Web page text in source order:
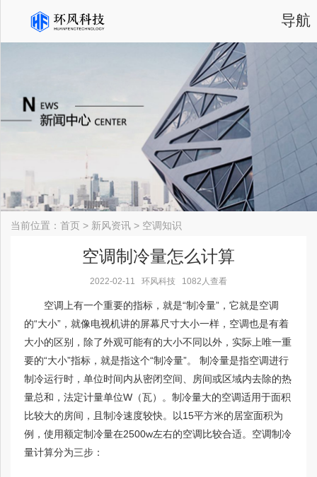
导航
当前位置： 首页> 新风资讯> 空调知识
空调制冷量怎么计算
2022-02-11 环风科技 1082人查看
空调上有一个重要的指标，就是“制冷量”，它就是空调
的“大小”，就像电视机讲的屏幕尺寸大小一样，空调也是有着
大小的区别，除了外观可能有的大小不同以外，实际上唯一重
要的“大小”指标，就是指这个“制冷量”。 制冷量是指空调进行
制冷运行时，单位时间内从密闭空间、房间或区域内去除的热
量总和，法定计量单位W（瓦）。制冷量大的空调适用于面积
比较大的房间，且制冷速度较快。以15平方米的居室面积为
例，使用额定制冷量在2500w左右的空调比较合适。空调制冷
量计算分为三步：